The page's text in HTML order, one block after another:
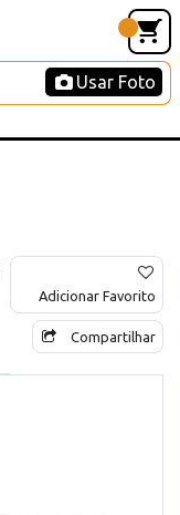
Usar Foto
Adicionar Favorito
Compartilhar